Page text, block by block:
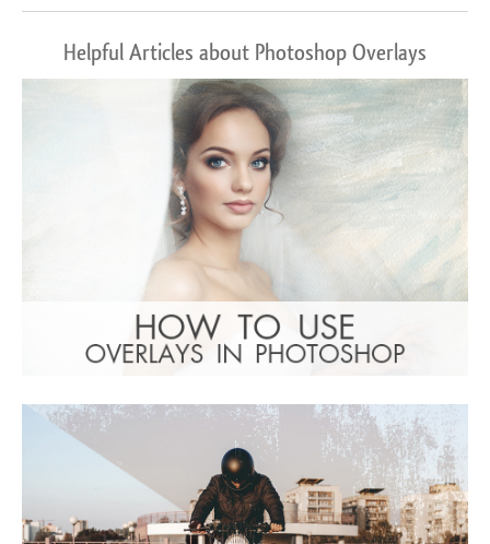
Helpful Articles about Photoshop Overlays